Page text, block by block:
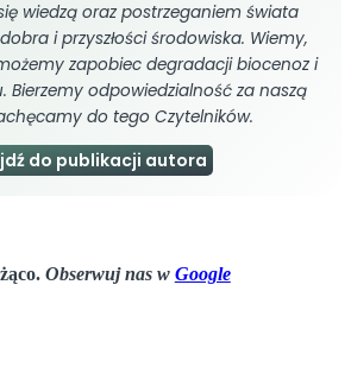
wiedzą oraz postrzeganiem świata
i przyszłości środowiska. Wiemy,
zapobiec degradacji biocenoz i
Bierzemy odpowiedzialność za naszą
do tego Czytelników.
do publikacji autora
Obserwuj nas w Google